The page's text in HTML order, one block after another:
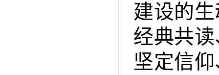
建设的
经典共
坚定信